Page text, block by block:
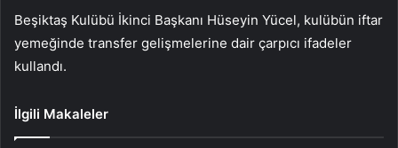
Beşiktaş Kulübü İkinci Başkanı Hüseyin Yücel, kulübün iftar
yemeğinde transfer gelişmelerine dair çarpıcı ifadeler
kullandı.
İlgili Makaleler